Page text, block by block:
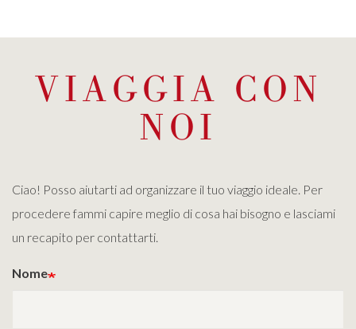
VIAGGIA CON
NOI
Ciao! Posso aiutarti ad organizzare il tuo viaggio ideale. Per
procedere fammi capire meglio di cosa hai bisogno e lasciami
un recapito per contattarti.
Nome